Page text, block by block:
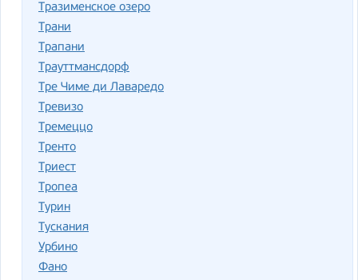
Тразименское озеро
Трани
Трапани
Трауттмансдорф
Тре Чиме ди Лаваредо
Тревизо
Тремеццо
Тренто
Триест
Тропеа
Турин
Тускания
Урбино
Фано